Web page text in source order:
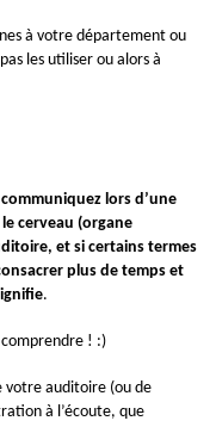
à votre département ou
les utiliser ou alors à
lors d’une
cerveau (organe
et si certains termes
plus de temps et
.
! :)
votre auditoire (ou de
à l’écoute, que